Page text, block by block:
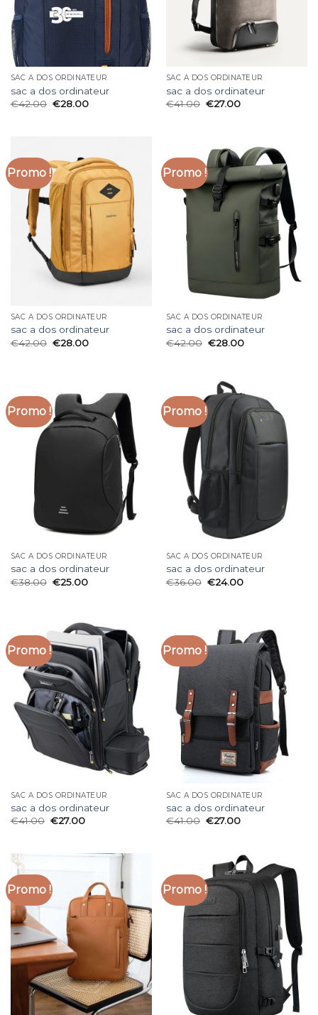
SAC A DOS ORDINATEUR
sac a dos ordinateur
€42.00 €28.00
SAC A DOS ORDINATEUR
sac a dos ordinateur
€41.00 €27.00
Promo !
SAC A DOS ORDINATEUR
sac a dos ordinateur
€42.00 €28.00
Promo !
SAC A DOS ORDINATEUR
sac a dos ordinateur
€42.00 €28.00
Promo !
SAC A DOS ORDINATEUR
sac a dos ordinateur
€38.00 €25.00
Promo !
SAC A DOS ORDINATEUR
sac a dos ordinateur
€36.00 €24.00
Promo !
SAC A DOS ORDINATEUR
sac a dos ordinateur
€41.00 €27.00
Promo !
SAC A DOS ORDINATEUR
sac a dos ordinateur
€41.00 €27.00
Promo ! Promo !